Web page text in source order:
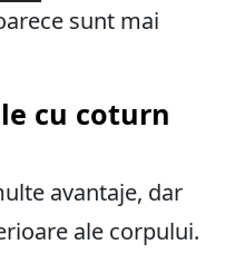
sunt mai
cu coturn
avantaje, dar
ale corpului.